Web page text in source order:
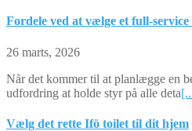
Fordele ved at vælge et full-service
26 marts, 2026
Når det kommer til at planlægge en
udfordring at holde styr på alle deta
Vælg det rette Ifö toilet til dit hjem